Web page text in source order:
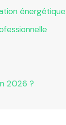
énergétique
2026 ?